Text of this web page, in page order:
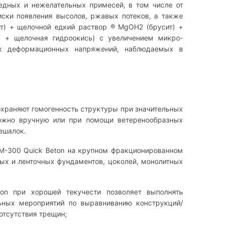
и нежелательных примесей, в том числе от
появления высолов, ржавых потеков, а также
+ щелочной едкий раствор ® MgOH2 (брусит) +
+ щелочная гидроокись) с увеличением микро-
деформационных напряжений, наблюдаемых в
гомогенность структуры при значительных
вручную или при помощи ветеренообразных
300 Quick Beton на крупном фракционированном
и ленточных фундаментов, цоколей, монолитных
при хорошей текучести позволяет выполнять
мероприятий по выравниванию конструкций/
трещин;